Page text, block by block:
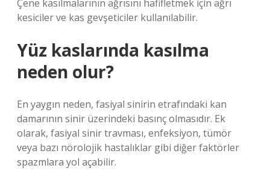
Çene kasılmalarının ağrısını hafifletmek için ağrı
kesiciler ve kas gevşeticiler kullanılabilir.
Yüz kaslarında kasılma
neden olur?
En yaygın neden, fasiyal sinirin etrafındaki kan
damarının sinir üzerindeki basınç olmasıdır. Ek
olarak, fasiyal sinir travması, enfeksiyon, tümör
veya bazı nörolojik hastalıklar gibi diğer faktörler
spazmlara yol açabilir.